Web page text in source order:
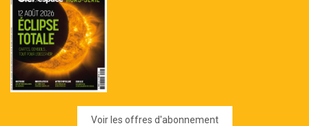
Voir les offres d'abonnement